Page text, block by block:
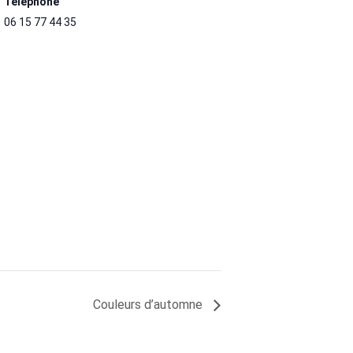
06 15 77 44 35
Couleurs d’automne